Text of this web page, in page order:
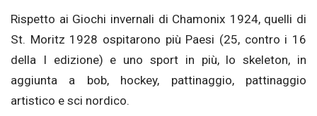
Rispetto ai Giochi invernali di Chamonix 1924, quelli di
St. Moritz 1928 ospitarono più Paesi (25, contro i 16
della I edizione) e uno sport in più, lo skeleton, in
aggiunta a bob, hockey, pattinaggio, pattinaggio
artistico e sci nordico.